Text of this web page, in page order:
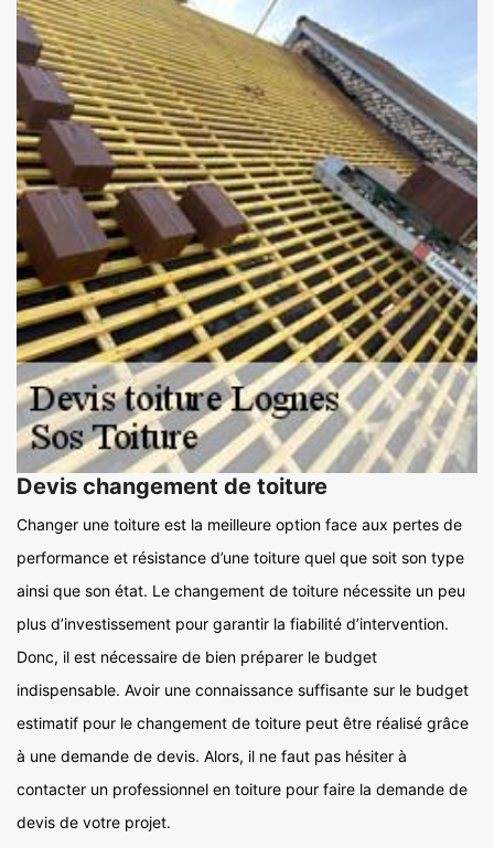
Devis changement de toiture
Changer une toiture est la meilleure option face aux pertes de
performance et résistance d’une toiture quel que soit son type
ainsi que son état. Le changement de toiture nécessite un peu
plus d’investissement pour garantir la fiabilité d’intervention.
Donc, il est nécessaire de bien préparer le budget
indispensable. Avoir une connaissance suffisante sur le budget
estimatif pour le changement de toiture peut être réalisé grâce
à une demande de devis. Alors, il ne faut pas hésiter à
contacter un professionnel en toiture pour faire la demande de
devis de votre projet.